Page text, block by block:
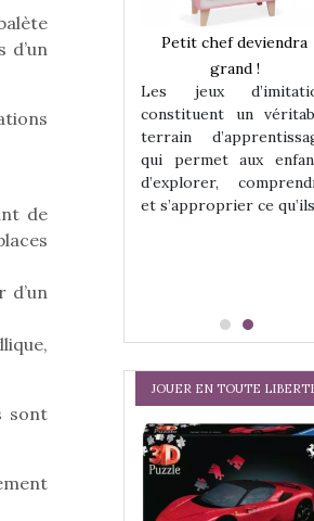
d’un
de
d’un
sont
en peluche
!
meilleur
à câliner,
Petit chef deviendra
grand !
Les jeux
constituent un
terrain
qui permet aux
d’explorer,
et s’approprier ce
JOUER EN TOUTE
jeu !